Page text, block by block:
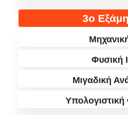
3ο
Φυσική
Μιγαδική
Υπολογιστική